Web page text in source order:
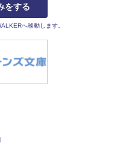
をする
へ移動します。